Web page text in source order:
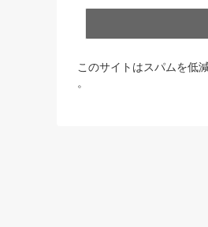
このサイトはスパムを低
。